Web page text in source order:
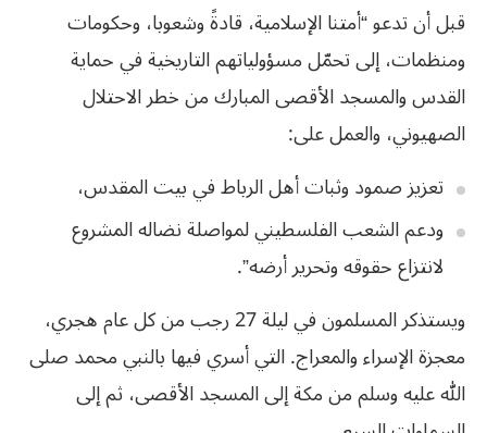
قبل أن تدعو “أمتنا الإسلامية، قادةً وشعوبا، وحكومات
ومنظمات، إلى تحمّل مسؤولياتهم التاريخية في حماية
القدس والمسجد الأقصى المبارك من خطر الاحتلال
الصهيوني، والعمل على:
تعزيز صمود وثبات أهل الرباط في بيت المقدس،
ودعم الشعب الفلسطيني لمواصلة نضاله المشروع
لانتزاع حقوقه وتحرير أرضه”.
ويستذكر المسلمون في ليلة 27 رجب من كل عام هجري،
معجزة الإسراء والمعراج. التي أسري فيها بالنبي محمد صلى
الله عليه وسلم من مكة إلى المسجد الأقصى، ثم إلى